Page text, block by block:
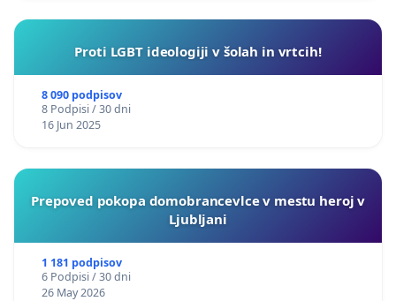
Proti LGBT ideologiji v šolah in vrtcih!
8 090 podpisov
8 Podpisi / 30 dni
16 Jun 2025
Prepoved pokopa domobrancevlce v mestu heroj v
Ljubljani
1 181 podpisov
6 Podpisi / 30 dni
26 May 2026